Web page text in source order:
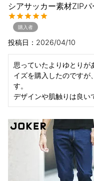
シアサッカー素材ZIP
購入者
投稿日 2026/04/10
思っていたよりゆとり
イズを購入したのですが
す。
デザインや肌触りは良い